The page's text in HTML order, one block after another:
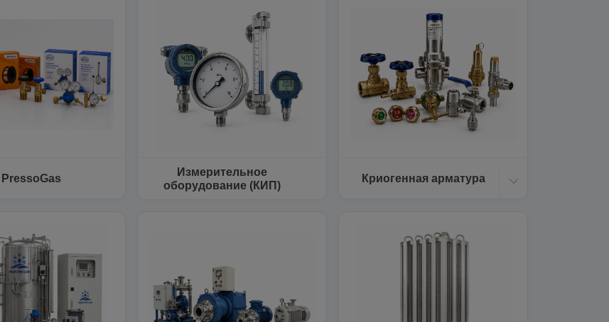
PressoGas
Измерительное
оборудование (КИП)
Криогенная арматура